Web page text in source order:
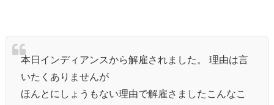
本日インディアンスから解雇されました。 理由は言
いたくありませんが
ほんとにしょうもない理由で解雇さましたこんなこ